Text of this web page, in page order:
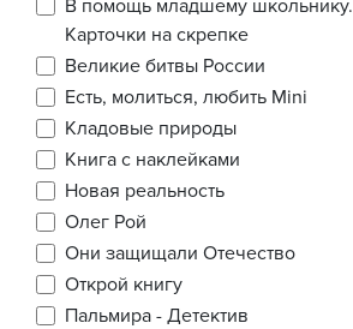
В помощь младшему школьнику.
Карточки на скрепке
Великие битвы России
Есть, молиться, любить Mini
Кладовые природы
Книга с наклейками
Новая реальность
Олег Рой
Они защищали Отечество
Открой книгу
Пальмира - Детектив